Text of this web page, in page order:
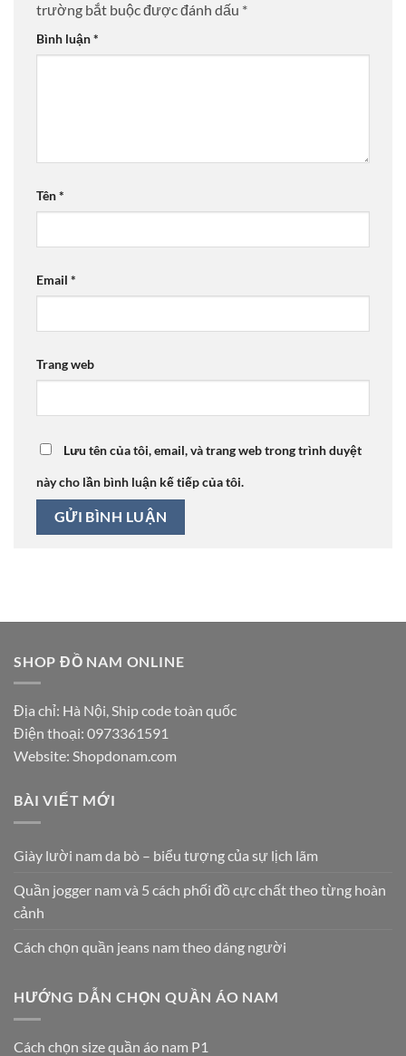
trường bắt buộc được đánh dấu *
Bình luận*
Tên*
Email *
Trang web
Lưu tên của tôi, email, và trang web trong trình duyệt
này cho lần bình luận kế tiếp của tôi.
SHOP ĐỒ NAM ONLINE
Địa chỉ: Hà Nội, Ship code toàn quốc
Điện thoại: 0973361591
Website: Shopdonam.com
BÀI VIẾT MỚI
Giày lười nam da bò – biểu tượng của sự lịch lãm
Quần jogger nam và 5 cách phối đồ cực chất theo từng hoàn
cảnh
Cách chọn quần jeans nam theo dáng người
HƯỚNG DẪN CHỌN QUẦN ÁO NAM
Cách chọn size quần áo nam P1